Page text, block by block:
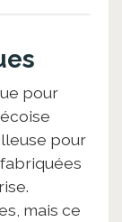
pour
pour
mais ce